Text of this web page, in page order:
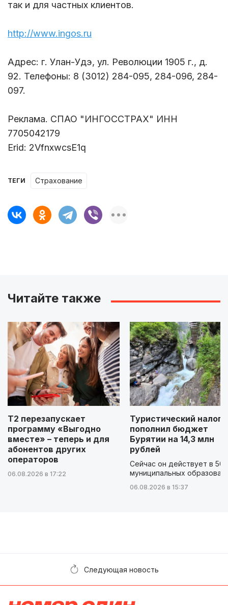
так и для частных клиентов.
http://www.ingos.ru
Адрес: г. Улан-Удэ, ул. Революции 1905 г., д.
92. Телефоны: 8 (3012) 284-095, 284-096, 284-
097.
Реклама. СПАО "ИНГОССТРАХ" ИНН
7705042179
Erid: 2VfnxwcsE1q
ТЕГИ страхование
Читайте также
Т2 перезапускает
программу «Выгодно
вместе» – теперь и для
абонентов других
операторов
06.08.2026 в 17:22
Туристический налог
пополнил бюджет
Бурятии на 14,3 млн
рублей
Сейчас он действует в 50
муниципальных
06.08.2026 в 15:37
Следующая новость